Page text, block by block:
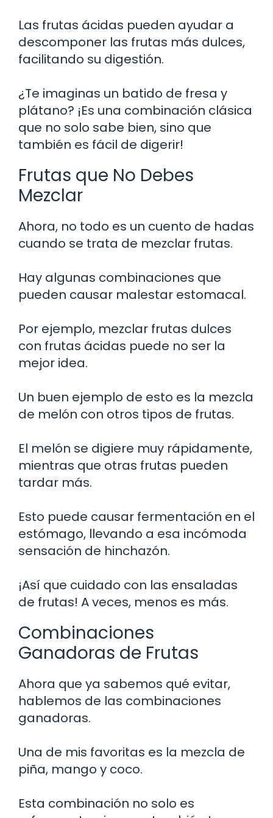
Las frutas ácidas pueden ayudar a
descomponer las frutas más dulces,
facilitando su digestión.
¿Te imaginas un batido de fresa y
plátano? ¡Es una combinación clásica
que no solo sabe bien, sino que
también es fácil de digerir!
Frutas que No Debes
Mezclar
Ahora, no todo es un cuento de hadas
cuando se trata de mezclar frutas.
Hay algunas combinaciones que
pueden causar malestar estomacal.
Por ejemplo, mezclar frutas dulces
con frutas ácidas puede no ser la
mejor idea.
Un buen ejemplo de esto es la mezcla
de melón con otros tipos de frutas.
El melón se digiere muy rápidamente,
mientras que otras frutas pueden
tardar más.
Esto puede causar fermentación en el
estómago, llevando a esa incómoda
sensación de hinchazón.
¡Así que cuidado con las ensaladas
de frutas! A veces, menos es más.
Combinaciones
Ganadoras de Frutas
Ahora que ya sabemos qué evitar,
hablemos de las combinaciones
ganadoras.
Una de mis favoritas es la mezcla de
piña, mango y coco.
Esta combinación no solo es